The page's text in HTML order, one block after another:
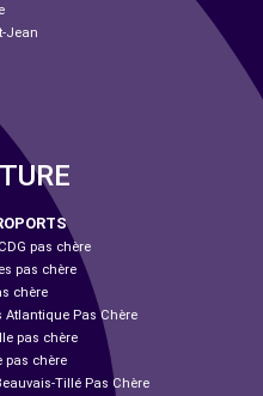
Jean
pas chère
pas chère
chère
Atlantique Pas Chère
pas chère
pas chère
Tillé Pas Chère